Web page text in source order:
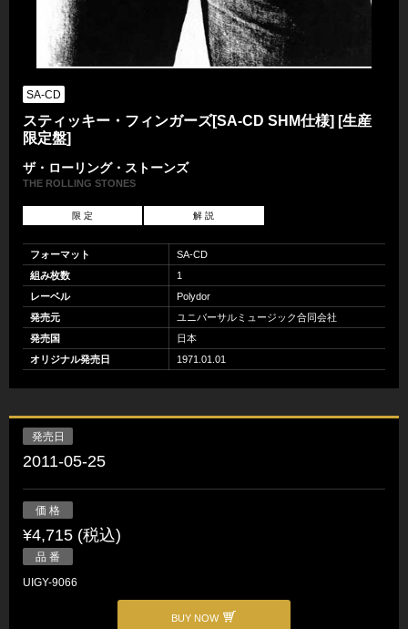
SA-CD
スティッキー・フィンガーズ[SA-CD SHM仕様] [生産
限定盤]
ザ・ローリング・ストーンズ
THE ROLLING STONES
限 定 解 説
フォーマット
SA-CD
組み枚数
1
レーベル
Polydor
発売元
ユニバーサルミュージック合同会社
発売国
日本
オリジナル発売日
1971.01.01
発売日
2011-05-25
価 格
¥4,715 (税込)
品 番
UIGY-9066
BUY NOW